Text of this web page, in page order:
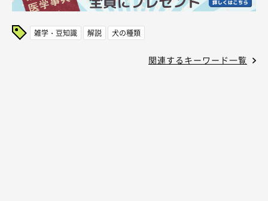
雑学・豆知識 解説 犬の種類
関連するキーワード一覧